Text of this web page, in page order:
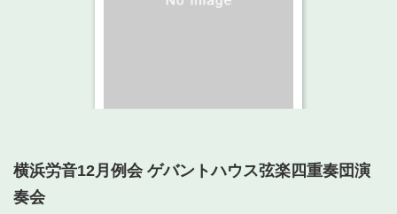
・ フロアマップ
・ よくある質問
・ 空き状況
・ 音楽堂のご案内
神奈川県立音楽堂
横浜労音12月例会 ゲバントハウス弦楽四重奏団演
奏会